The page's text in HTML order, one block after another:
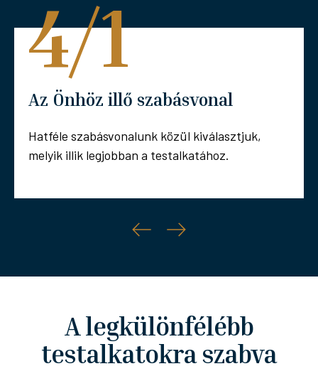
4/1
Az Önhöz illő szabásvonal
Hatféle szabásvonalunk közül kiválasztjuk,
melyik illik legjobban a testalkatához.
A legkülönfélébb
testalkatokra szabva